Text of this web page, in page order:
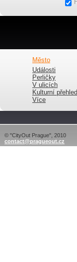
Město
Události
Perličky
V ulicích
Kulturní přehled
Více
© "CityOut Prague", 2010
contact@pragueout.cz